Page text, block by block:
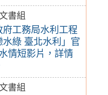
文書組
工務局水利工程
綠 臺北水利」官
情短影片，詳情
文書組